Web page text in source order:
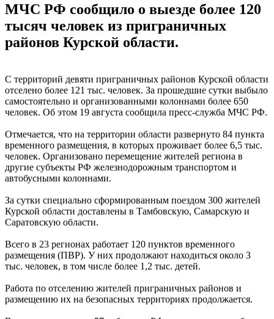
МЧС РФ сообщило о выезде более 120
тысяч человек из приграничных
районов Курской области.
С территорий девяти приграничных районов Курской области
отселено более 121 тыс. человек. За прошедшие сутки выбыло
самостоятельно и организованными колоннами более 650
человек. Об этом 19 августа сообщила пресс-служба МЧС РФ.
Отмечается, что на территории области развернуто 84 пункта
временного размещения, в которых проживает более 6,5 тыс.
человек. Организовано перемещение жителей региона в
другие субъекты РФ железнодорожным транспортом и
автобусными колоннами.
За сутки специально сформированным поездом 300 жителей
Курской области доставлены в Тамбовскую, Самарскую и
Саратовскую области.
Всего в 23 регионах работает 120 пунктов временного
размещения (ПВР). У них продолжают находиться около 3
тыс. человек, в том числе более 1,2 тыс. детей.
Работа по отселению жителей приграничных районов и
размещению их на безопасных территориях продолжается.